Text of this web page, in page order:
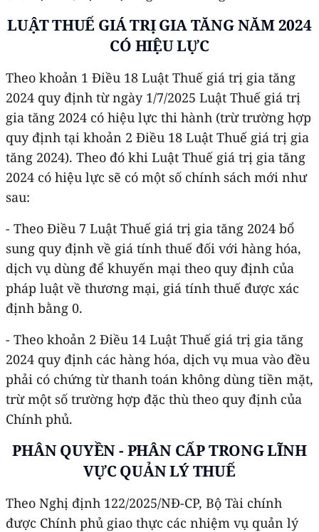
LUẬT THUẾ GIÁ TRỊ GIA TĂNG NĂM 2024
CÓ HIỆU LỰC
Theo khoản 1 Điều 18 Luật Thuế giá trị gia tăng
2024 quy định từ ngày 1/7/2025 Luật Thuế giá trị
gia tăng 2024 có hiệu lực thi hành (trừ trường hợp
quy định tại khoản 2 Điều 18 Luật Thuế giá trị gia
tăng 2024). Theo đó khi Luật Thuế giá trị gia tăng
2024 có hiệu lực sẽ có một số chính sách mới như
sau:
- Theo Điều 7 Luật Thuế giá trị gia tăng 2024 bổ
sung quy định về giá tính thuế đối với hàng hóa,
dịch vụ dùng để khuyến mại theo quy định của
pháp luật về thương mại, giá tính thuế được xác
định bằng 0.
- Theo khoản 2 Điều 14 Luật Thuế giá trị gia tăng
2024 quy định các hàng hóa, dịch vụ mua vào đều
phải có chứng từ thanh toán không dùng tiền mặt,
trừ một số trường hợp đặc thù theo quy định của
Chính phủ.
PHÂN QUYỀN - PHÂN CẤP TRONG LĨNH
VỰC QUẢN LÝ THUẾ
Theo Nghị định 122/2025/NĐ-CP, Bộ Tài chính
được Chính phủ giao thực các nhiệm vụ quản lý